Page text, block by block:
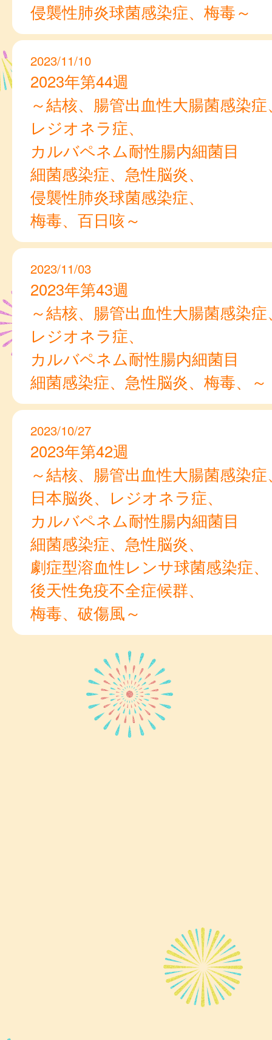
侵襲性肺炎球菌感染症、梅毒～
2023/11/10
2023年第44週
～結核、腸管出血性大腸菌感染症
レジオネラ症、
カルバペネム耐性腸内細菌目
細菌感染症、急性脳炎、
侵襲性肺炎球菌感染症、
梅毒、百日咳～
2023/11/03
2023年第43週
～結核、腸管出血性大腸菌感染症
レジオネラ症、
カルバペネム耐性腸内細菌目
細菌感染症、急性脳炎、梅毒、～
2023/10/27
2023年第42週
～結核、腸管出血性大腸菌感染症
日本脳炎、レジオネラ症、
カルバペネム耐性腸内細菌目
細菌感染症、急性脳炎、
劇症型溶血性レンサ球菌感染症、
後天性免疫不全症候群、
梅毒、破傷風～